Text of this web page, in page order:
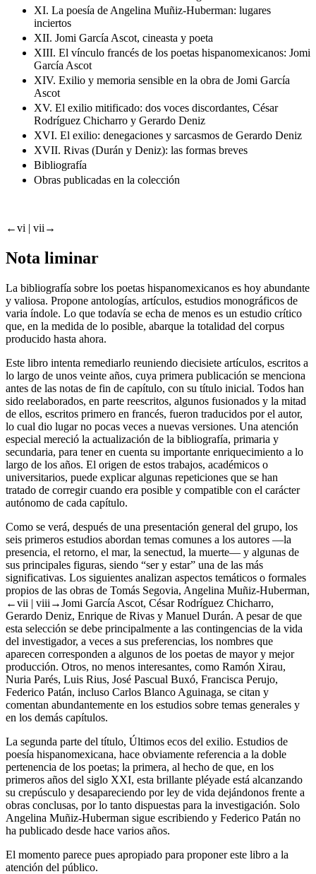
XI. La poesía de Angelina Muñiz-Huberman: lugares
inciertos
XII. Jomi García Ascot, cineasta y poeta
XIII. El vínculo francés de los poetas hispanomexicanos: Jomi
García Ascot
XIV. Exilio y memoria sensible en la obra de Jomi García
Ascot
XV. El exilio mitificado: dos voces discordantes, César
Rodríguez Chicharro y Gerardo Deniz
XVI. El exilio: denegaciones y sarcasmos de Gerardo Deniz
XVII. Rivas (Durán y Deniz): las formas breves
Bibliografía
Obras publicadas en la colección
←vi | vii→
Nota liminar
La bibliografía sobre los poetas hispanomexicanos es hoy abundante
y valiosa. Propone antologías, artículos, estudios monográficos de
varia índole. Lo que todavía se echa de menos es un estudio crítico
que, en la medida de lo posible, abarque la totalidad del corpus
producido hasta ahora.
Este libro intenta remediarlo reuniendo diecisiete artículos, escritos a
lo largo de unos veinte años, cuya primera publicación se menciona
antes de las notas de fin de capítulo, con su título inicial. Todos han
sido reelaborados, en parte reescritos, algunos fusionados y la mitad
de ellos, escritos primero en francés, fueron traducidos por el autor,
lo cual dio lugar no pocas veces a nuevas versiones. Una atención
especial mereció la actualización de la bibliografía, primaria y
secundaria, para tener en cuenta su importante enriquecimiento a lo
largo de los años. El origen de estos trabajos, académicos o
universitarios, puede explicar algunas repeticiones que se han
tratado de corregir cuando era posible y compatible con el carácter
autónomo de cada capítulo.
Como se verá, después de una presentación general del grupo, los
seis primeros estudios abordan temas comunes a los autores —la
presencia, el retorno, el mar, la senectud, la muerte— y algunas de
sus principales figuras, siendo “ser y estar” una de las más
significativas. Los siguientes analizan aspectos temáticos o formales
propios de las obras de Tomás Segovia, Angelina Muñiz-Huberman,
←vii | viii→Jomi García Ascot, César Rodríguez Chicharro,
Gerardo Deniz, Enrique de Rivas y Manuel Durán. A pesar de que
esta selección se debe principalmente a las contingencias de la vida
del investigador, a veces a sus preferencias, los nombres que
aparecen corresponden a algunos de los poetas de mayor y mejor
producción. Otros, no menos interesantes, como Ramón Xirau,
Nuria Parés, Luis Rius, José Pascual Buxó, Francisca Perujo,
Federico Patán, incluso Carlos Blanco Aguinaga, se citan y
comentan abundantemente en los estudios sobre temas generales y
en los demás capítulos.
La segunda parte del título, Últimos ecos del exilio. Estudios de
poesía hispanomexicana, hace obviamente referencia a la doble
pertenencia de los poetas; la primera, al hecho de que, en los
primeros años del siglo XXI, esta brillante pléyade está alcanzando
su crepúsculo y desapareciendo por ley de vida dejándonos frente a
obras conclusas, por lo tanto dispuestas para la investigación. Solo
Angelina Muñiz-Huberman sigue escribiendo y Federico Patán no
ha publicado desde hace varios años.
El momento parece pues apropiado para proponer este libro a la
atención del público.